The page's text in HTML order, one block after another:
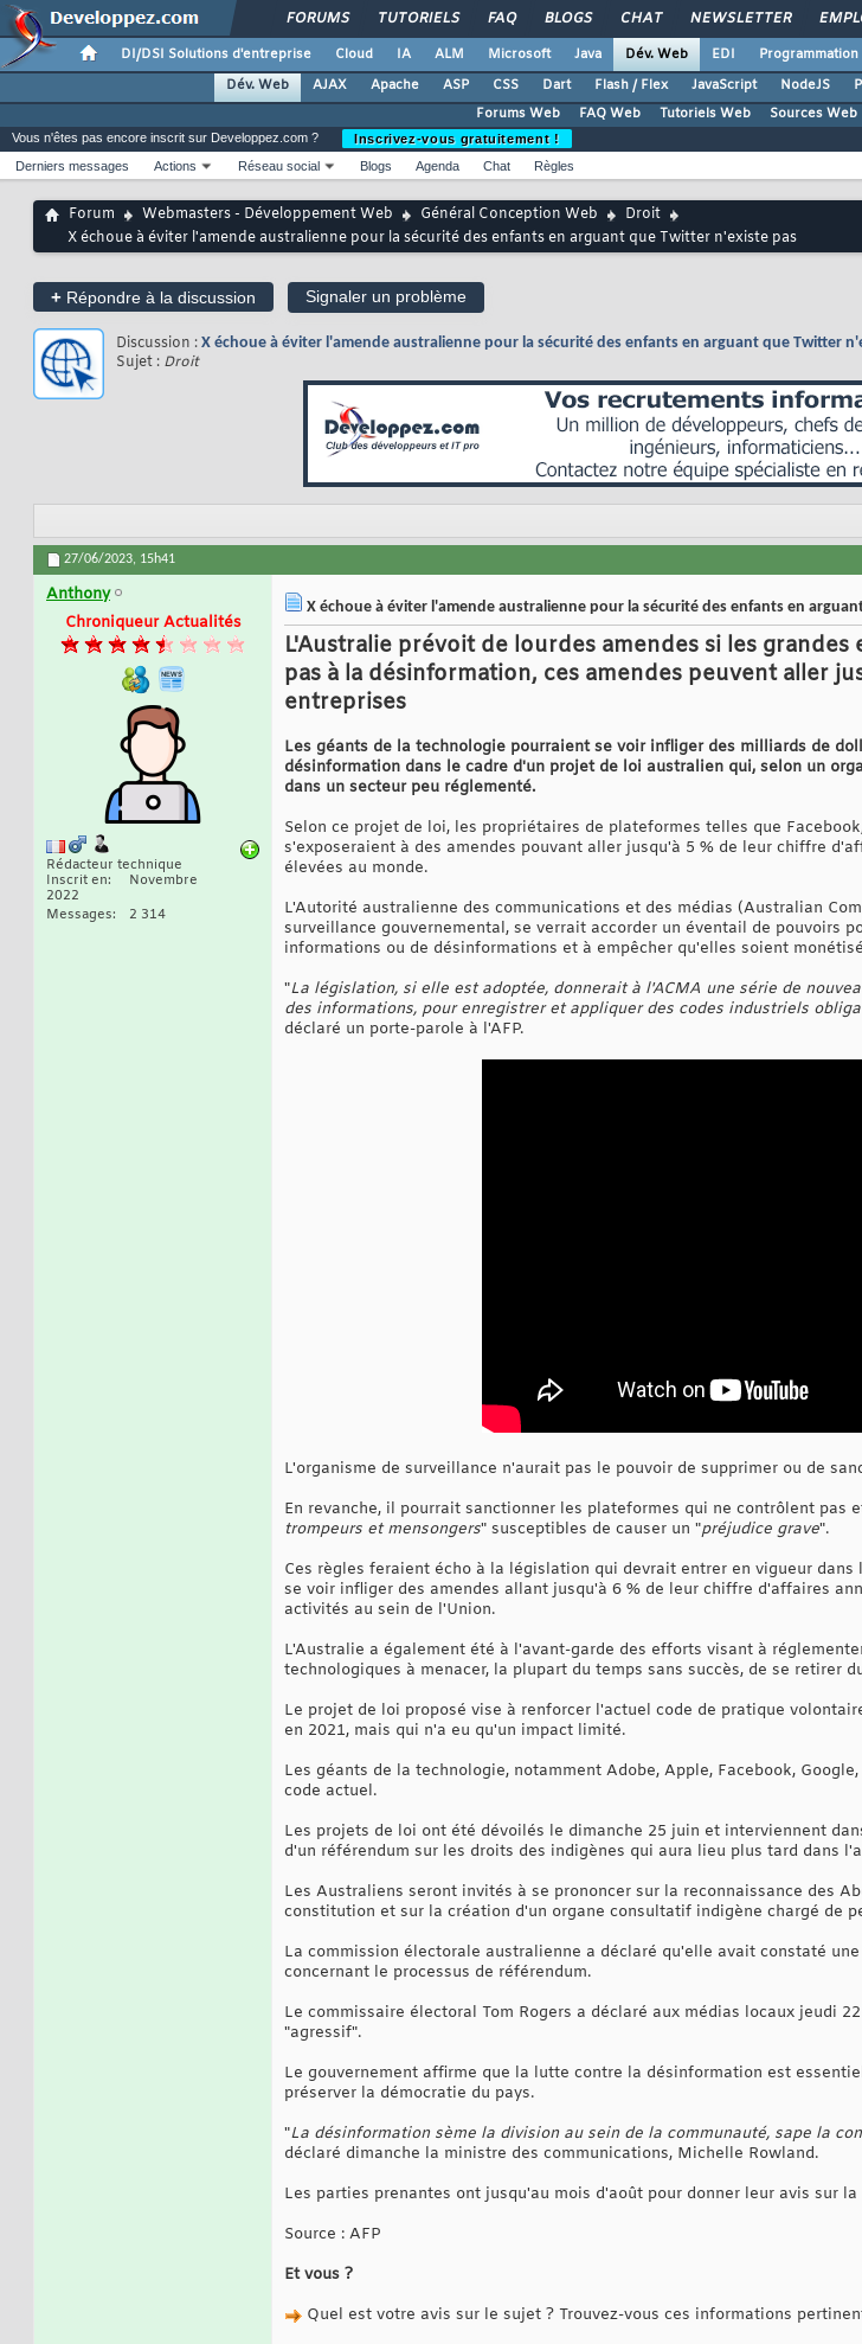
FORUMS TUTORIELS FAQ BLOGS CHAT NEWSLETTER
DI/DSI Solutions d'entreprise Cloud IA ALM Microsoft Java Dév. Web EDI Programmation
Dév. Web
AJAX Apache ASP CSS Dart Flash / Flex JavaScript NodeJS
Forums Web
FAQ Web Tutoriels Web Sources Web
Vous n'êtes pas encore inscrit sur Developpez.com ?
Inscrivez-vous gratuitement !
Derniers messages
Actions Réseau social Blogs Agenda Chat Règles
Forum Webmasters - Développement Web Général Conception Web
Droit
X échoue à éviter l'amende australienne pour la sécurité des enfants en arguant que Twitter n'existe pas
+ Répondre à la discussion Signaler un problème
Discussion : X échoue à éviter l'amende australienne pour la sécurité des enfants en arguant que Twitter
Sujet : Droit
27/06/2023, 15h41
Anthony
Chroniqueur Actualités
Rédacteur technique
Inscrit en
Novembre
2022
Messages
2 314
X échoue à éviter l'amende australienne pour la sécurité des enfants en
L'Australie prévoit de lourdes amendes si les
pas à la désinformation, ces amendes peuvent aller
entreprises
Les géants de la technologie pourraient se voir infliger des milliards de
désinformation dans le cadre d'un projet de loi australien qui, selon un
dans un secteur peu réglementé.
Selon ce projet de loi, les propriétaires de plateformes telles que
s'exposeraient à des amendes pouvant aller jusqu'à 5 % de leur chiffre
élevées au monde.
L'Autorité australienne des communications et des médias (Australian
surveillance gouvernemental, se verrait accorder un éventail de pouvoirs
informations ou de désinformations et à empêcher qu'elles soient
"La législation, si elle est adoptée, donnerait à l'ACMA une série de
des informations, pour enregistrer et appliquer des codes industriels
déclaré un porte-parole à l'AFP.
L'organisme de surveillance n'aurait pas le pouvoir de supprimer ou de
En revanche, il pourrait sanctionner les plateformes qui ne contrôlent
trompeurs et mensongers" susceptibles de causer un "préjudice grave".
Ces règles feraient écho à la législation qui devrait entrer en vigueur
se voir infliger des amendes allant jusqu'à 6 % de leur chiffre d'affaires
activités au sein de l'Union.
L'Australie a également été à l'avant-garde des efforts visant à
technologiques à menacer, la plupart du temps sans succès, de se retirer
Le projet de loi proposé vise à renforcer l'actuel code de pratique
en 2021, mais qui n'a eu qu'un impact limité.
Les géants de la technologie, notamment Adobe, Apple, Facebook,
code actuel.
Les projets de loi ont été dévoilés le dimanche 25 juin et interviennent
d'un référendum sur les droits des indigènes qui aura lieu plus tard dans
Les Australiens seront invités à se prononcer sur la reconnaissance des
constitution et sur la création d'un organe consultatif indigène chargé de
La commission électorale australienne a déclaré qu'elle avait constaté
concernant le processus de référendum.
Le commissaire électoral Tom Rogers a déclaré aux médias locaux jeudi
"agressif".
Le gouvernement affirme que la lutte contre la désinformation est
préserver la démocratie du pays.
"La désinformation sème la division au sein de la communauté, sape la
déclaré dimanche la ministre des communications, Michelle Rowland.
Les parties prenantes ont jusqu'au mois d'août pour donner leur avis sur
Source : AFP
Et vous ?
Quel est votre avis sur le sujet ? Trouvez-vous ces informations